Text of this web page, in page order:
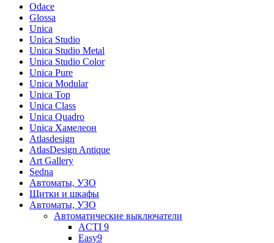
Odace
Glossa
Unica
Unica Studio
Unica Studio Metal
Unica Studio Color
Unica Pure
Unica Modular
Unica Top
Unica Class
Unica Quadro
Unica Хамелеон
Atlasdesign
AtlasDesign Antique
Art Gallery
Sedna
Автоматы, УЗО
Щитки и шкафы
Автоматы, УЗО
Автоматические выключатели
ACTI 9
Easy9